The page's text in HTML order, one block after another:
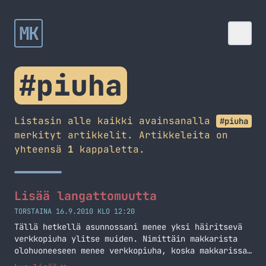
MK
#piuha
Listasin alle kaikki avainsanalla #piuha
merkityt artikkelit. Artikkeleita on
yhteensä 1 kappaletta.
Lisää langattomuutta
TORSTAINA 16.9.2010 KLO 12:20
Tällä hetkellä asunnossani menee yksi häiritsevä
verkkopiuha ylitse muiden. Nimittäin makkarista
olohuoneeseen menee verkkopiuha, koska makkarissa
on modeemi ja olohuoneeseen digiboxi ja Xbox